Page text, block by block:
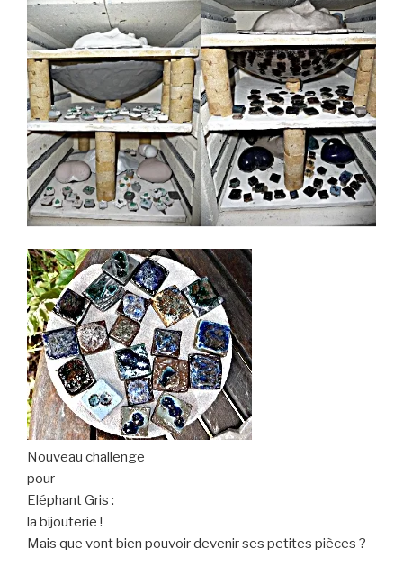
Nouveau challenge
pour
Eléphant Gris :
la bijouterie !
Mais que vont bien pouvoir devenir ses petites pièces ?